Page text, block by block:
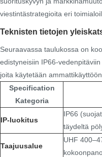
viestintästrategioita eri
Teknisten tietojen
Seuraavassa taulukossa on
edistyneisiin IP66-
joita käytetään
Specification
Kategoria
IP-luokitus
IP66
täydeltä
Taajuusalue
UHF